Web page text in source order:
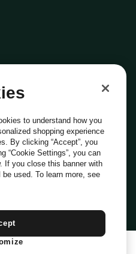
Cookie
to understand how you
shopping experience
By clicking “Accept”, you
“Cookie Settings”, you can
If you close this banner with
used. To learn more, see